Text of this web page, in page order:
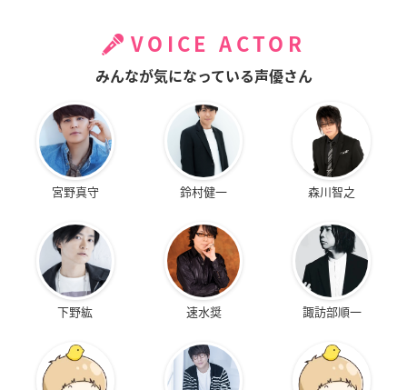
VOICE ACTOR
みんなが気になっている声優さん
宮野真守 鈴村健一 森川智之
下野紘 速水奨 諏訪部順一